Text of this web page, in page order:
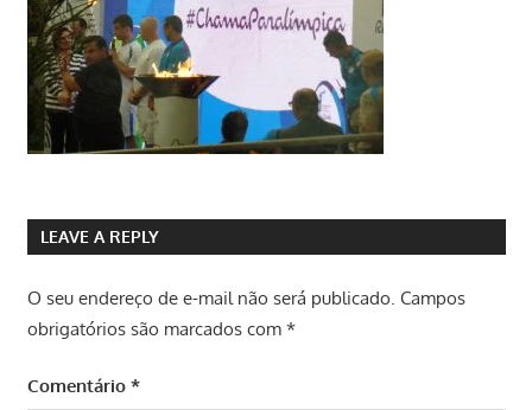
LEAVE A REPLY
O seu endereço de e-mail não será publicado. Campos
obrigatórios são marcados com *
Comentário *